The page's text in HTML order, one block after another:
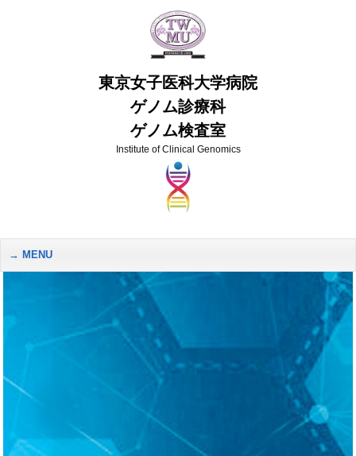
東京女子医科大学病院
ゲノム診療科
ゲノム検査室
Institute of Clinical Genomics
MENU